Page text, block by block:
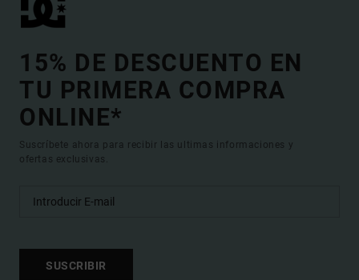
15% DE DESCUENTO EN
TU PRIMERA COMPRA
ONLINE*
Suscríbete ahora para recibir las ultimas informaciones y
ofertas exclusivas.
SUSCRIBIR